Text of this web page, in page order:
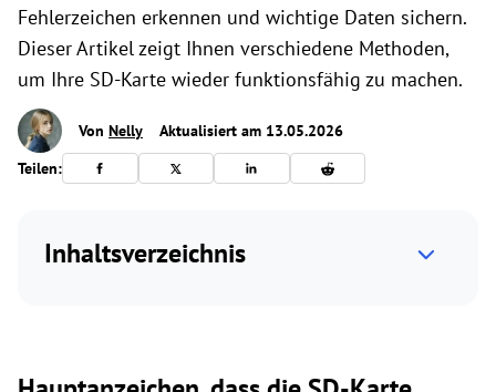
Fehlerzeichen erkennen und wichtige Daten sichern.
Dieser Artikel zeigt Ihnen verschiedene Methoden,
um Ihre SD-Karte wieder funktionsfähig zu machen.
Von Nelly
Aktualisiert am 13.05.2026
Teilen:
Inhaltsverzeichnis